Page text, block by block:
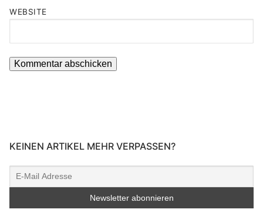
WEBSITE
KEINEN ARTIKEL MEHR VERPASSEN?